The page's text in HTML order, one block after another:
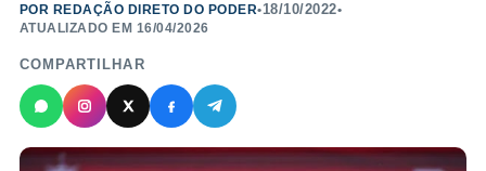
POR REDAÇÃO DIRETO DO PODER•18/10/2022•
ATUALIZADO EM 16/04/2026
COMPARTILHAR